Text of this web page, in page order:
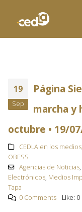
19
Sep
Página
marcha y
octubre • 19/
CEDLA en los medios,
OBESS
Agencias de Noticias,
Electrónicos, Medios
Tapa
0 Comments
Like: 0